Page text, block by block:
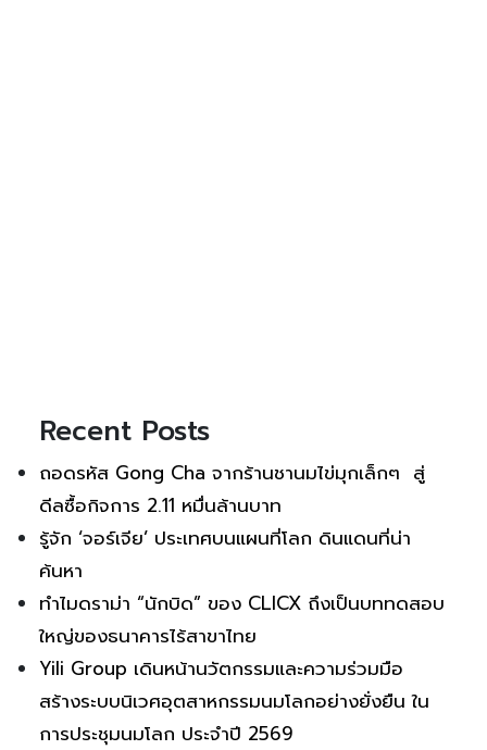
Recent Posts
ถอดรหัส Gong Cha จากร้านชานมไข่มุกเล็กๆ สู่
ดีลซื้อกิจการ 2.11 หมื่นล้านบาท
รู้จัก ‘จอร์เจีย’ ประเทศบนแผนที่โลก ดินแดนที่น่า
ค้นหา
ทำไมดราม่า “นักบิด” ของ CLICX ถึงเป็นบททดสอบ
ใหญ่ของธนาคารไร้สาขาไทย
Yili Group เดินหน้านวัตกรรมและความร่วมมือ
สร้างระบบนิเวศอุตสาหกรรมนมโลกอย่างยั่งยืน ใน
การประชุมนมโลก ประจำปี 2569